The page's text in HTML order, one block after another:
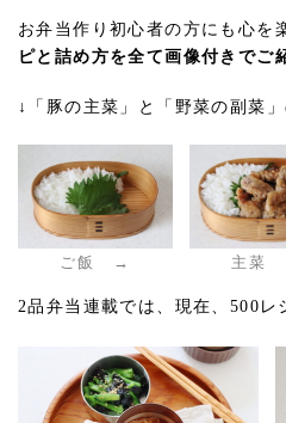
お弁当作り初心者の方にも心を
ピと詰め方を全て画像付きでご
↓「豚の主菜」と「野菜の副菜
ご飯 → 主菜
2品弁当連載では、現在、500レ